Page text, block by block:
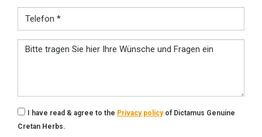
Adresse
Telefon
Bitte
Ihre
Wünsche
und
I have read & agree to the Privacy policyof Dictamus Genuine
Cretan Herbs.